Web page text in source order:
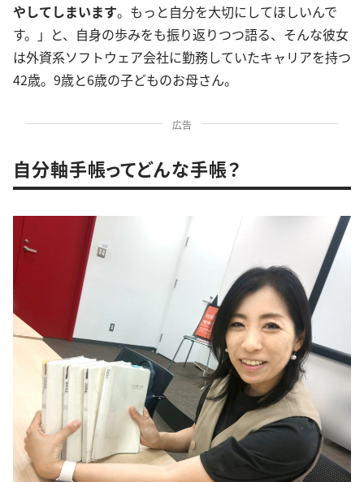
やしてしまいます。もっと自分を大切にしてほしいんで
す。」と、自身の歩みをも振り返りつつ語る、そんな彼女
は外資系ソフトウェア会社に勤務していたキャリアを持つ
42歳。9歳と6歳の子どものお母さん。
広告
自分軸手帳ってどんな手帳？